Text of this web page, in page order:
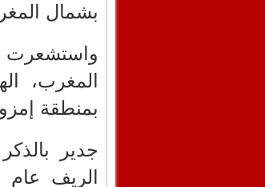
بشمال
واستشعرت
بمنطقة
جدير